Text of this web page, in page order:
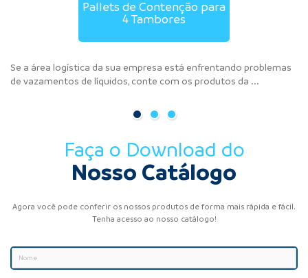
Pallets de Contenção para
4 Tambores
Se a área logística da sua empresa está enfrentando problemas
de vazamentos de líquidos, conte com os produtos da ...
Pallets de Contenção para
2 Tambores
Conte com os produtos da SB Pallet para organizar e otimizar os
processos logísticos da sua empresa. Saiba mais ...
Pallets de Contenção para 1
Tambor
Para atender às necessidades de logística da sua empresa, a SB
Pallet tem um catálogo completo de produtos. Saiba ...
Faça o Download do
Nosso Catálogo
Agora você pode conferir os nossos produtos de forma mais rápida e fácil.
Tenha acesso ao nosso catálogo!